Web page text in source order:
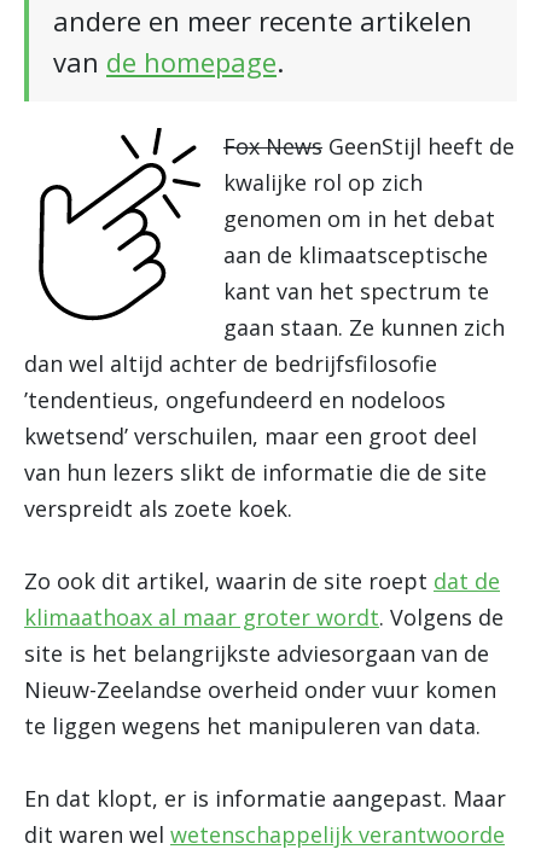
andere en meer recente artikelen
van de homepage.
Fox News GeenStijl heeft de
kwalijke rol op zich
genomen om in het debat
aan de klimaatsceptische
kant van het spectrum te
gaan staan. Ze kunnen zich
dan wel altijd achter de bedrijfsfilosofie
’tendentieus, ongefundeerd en nodeloos
kwetsend’ verschuilen, maar een groot deel
van hun lezers slikt de informatie die de site
verspreidt als zoete koek.
Zo ook dit artikel, waarin de site roept dat de
klimaathoax al maar groter wordt. Volgens de
site is het belangrijkste adviesorgaan van de
Nieuw-Zeelandse overheid onder vuur komen
te liggen wegens het manipuleren van data.
En dat klopt, er is informatie aangepast. Maar
dit waren wel wetenschappelijk verantwoorde